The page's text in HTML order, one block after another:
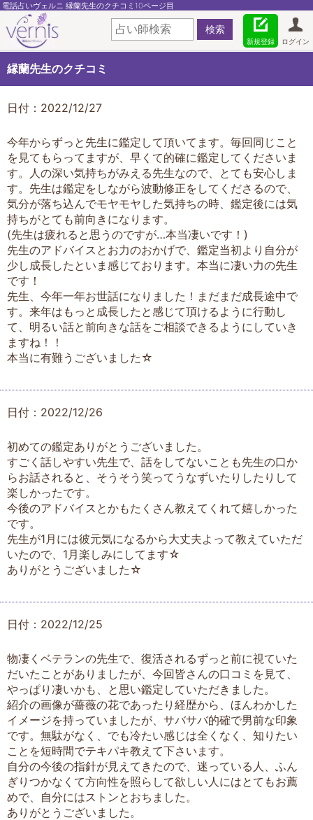
電話占いヴェルニ 縁蘭先生のクチコミ10ページ目
ログイン
新規登録
縁蘭先生のクチコミ
日付：2022/12/27
今年からずっと先生に鑑定して頂いてます。毎回同じこと
を見てもらってますが、早くて的確に鑑定してくださいま
す。人の深い気持ちがみえる先生なので、とても安心しま
す。先生は鑑定をしながら波動修正をしてくださるので、
気分が落ち込んでモヤモヤした気持ちの時、鑑定後には気
持ちがとても前向きになります。
(先生は疲れると思うのですが…本当凄いです！)
先生のアドバイスとお力のおかげで、鑑定当初より自分が
少し成長したといま感じております。本当に凄い力の先生
です！
先生、今年一年お世話になりました！まだまだ成長途中で
す。来年はもっと成長したと感じて頂けるように行動し
て、明るい話と前向きな話をご相談できるようにしていき
ますね！！
本当に有難うございました☆
日付：2022/12/26
初めての鑑定ありがとうございました。
すごく話しやすい先生で、話をしてないことも先生の口か
らお話されると、そうそう笑ってうなずいたりしたりして
楽しかったです。
今後のアドバイスとかもたくさん教えてくれて嬉しかった
です。
先生が1月には彼元気になるから大丈夫よって教えていただ
いたので、1月楽しみにしてます☆
ありがとうございました☆
日付：2022/12/25
物凄くベテランの先生で、復活されるずっと前に視ていた
だいたことがありましたが、今回皆さんの口コミを見て、
やっぱり凄いかも、と思い鑑定していただきました。
紹介の画像が薔薇の花であったり経歴から、ほんわかした
イメージを持っていましたが、サバサバ的確で男前な印象
です。無駄がなく、でも冷たい感じは全くなく、知りたい
ことを短時間でテキパキ教えて下さいます。
自分の今後の指針が見えてきたので、迷っている人、ふん
ぎりつかなくて方向性を照らして欲しい人にはとてもお薦
めで、自分にはストンとおちました。
ありがとうございました。